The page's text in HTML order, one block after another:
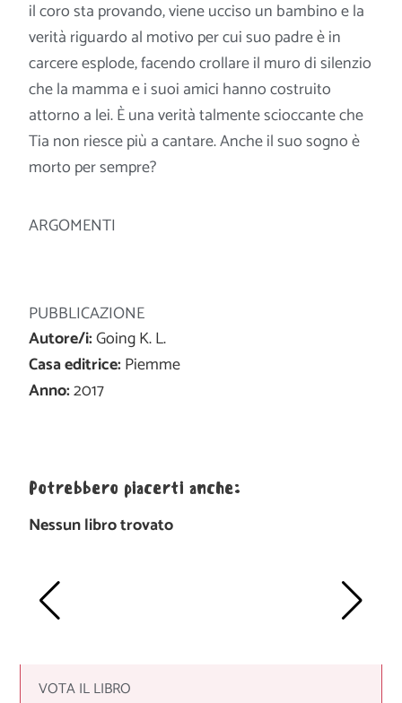
PUBBLICAZIONE
Autore/i:Going K. L.
Casa editrice:Piemme
Anno:2017
il coro sta provando, viene ucciso un bambino e la
verità riguardo al motivo per cui suo padre è in
carcere esplode, facendo crollare il muro di silenzio
che la mamma e i suoi amici hanno costruito
attorno a lei. È una verità talmente scioccante che
Tia non riesce più a cantare. Anche il suo sogno è
morto per sempre?
ARGOMENTI
Potrebbero piacerti anche:
Nessun libro trovato
VOTA IL LIBRO